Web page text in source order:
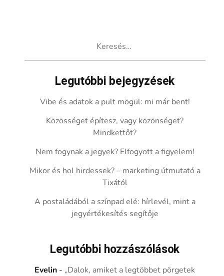
Legutóbbi bejegyzések
Vibe és adatok a pult mögül: mi már bent!
Közösséget építesz, vagy közönséget?
Mindkettőt?
Nem fogynak a jegyek? Elfogyott a figyelem!
Mikor és hol hirdessek? – marketing útmutató a
Tixától
A postaládából a színpad elé: hírlevél, mint a
jegyértékesítés segítője
Legutóbbi hozzászólások
Evelin - „Dalok, amiket a legtöbbet pörgetek